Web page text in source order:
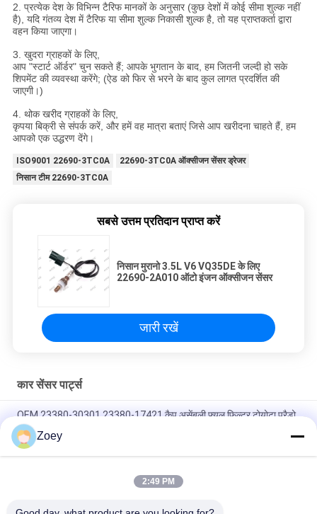
2. प्रत्येक देश के विभिन्न टैरिफ मानकों के अनुसार (कुछ देशों में कोई सीमा शुल्क नहीं
है), यदि गंतव्य देश में टैरिफ या सीमा शुल्क निकासी शुल्क है, तो यह प्राप्तकर्ता द्वारा
वहन किया जाएगा।
3. खुदरा ग्राहकों के लिए,
आप "स्टार्ट ऑर्डर" चुन सकते हैं; आपके भुगतान के बाद, हम जितनी जल्दी हो सके
शिपमेंट की व्यवस्था करेंगे; (ऐड को फिर से भरने के बाद कुल लागत प्रदर्शित की
जाएगी।)
4. थोक खरीद ग्राहकों के लिए,
कृपया बिक्री से संपर्क करें, और हमें वह मात्रा बताएं जिसे आप खरीदना चाहते हैं, हम
आपको एक उद्धरण देंगे।
ISO9001 22690-3TC0A
22690-3TC0A ऑक्सीजन सेंसर ड्रेजर
निसान टीम 22690-3TC0A
सबसे उत्तम प्रतिदान प्राप्त करें
निसान मुरानो 3.5L V6 VQ35DE के लिए
22690-2A010 ऑटो इंजन ऑक्सीजन सेंसर
जारी रखें
कार सेंसर पार्ट्स
OEM 23380-30301 23380-17421 कैप असेंबली फ्यूल फिल्टर टोयोटा प्रैडो
2009- के लिए
OEM CM5Z-8575-D CM5Z8575A फोर्ड ट्रांजिट/मोनडिओ के लिए थर्मोस्टेट
OEM 6C11-12K073-AC 2S7Q12K073AA फोर्ड रेंजर/ट्रांजिट वैन के लिए
Zoey
2:49 PM